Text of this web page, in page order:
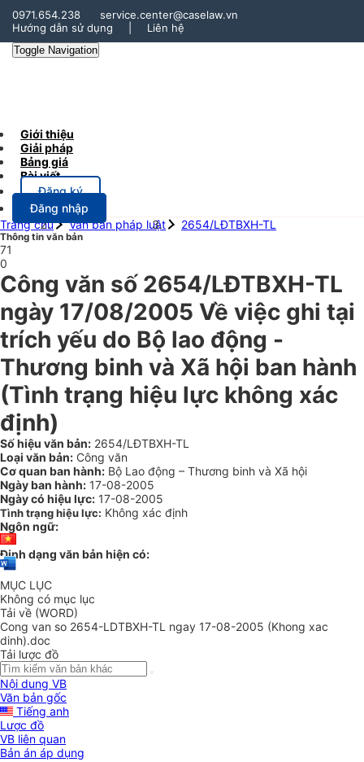
0971.654.238
service.center@caselaw.vn
Hướng dẫn sử dụng
Liên hệ
Toggle Navigation
Giới thiệu
Giải pháp
Bảng giá
Bài viết
Đăng ký
Đăng nhập
Trang chủ
Văn bản pháp luật 2654/LĐTBXH-TL
Thông tin văn bản
71
0
Công văn số 2654/LĐTBXH-TL
ngày 17/08/2005 Về việc ghi tại
trích yếu do Bộ lao động -
Thương binh và Xã hội ban hành
(Tình trạng hiệu lực không xác
định)
Số hiệu văn bản: 2654/LĐTBXH-TL
Loại văn bản: Công văn
Cơ quan ban hành: Bộ Lao động – Thương binh và Xã hội
Ngày ban hành: 17-08-2005
Ngày có hiệu lực: 17-08-2005
Tình trạng hiệu lực: Không xác định
Ngôn ngữ:
Định dạng văn bản hiện có:
MỤC LỤC
Không có mục lục
Tải về (WORD)
Cong van so 2654-LDTBXH-TL ngay 17-08-2005 (Khong xac
dinh).doc
Tải lược đồ
Nội dung VB
Văn bản gốc
Tiếng anh
Lược đồ
VB liên quan
Bản án áp dụng